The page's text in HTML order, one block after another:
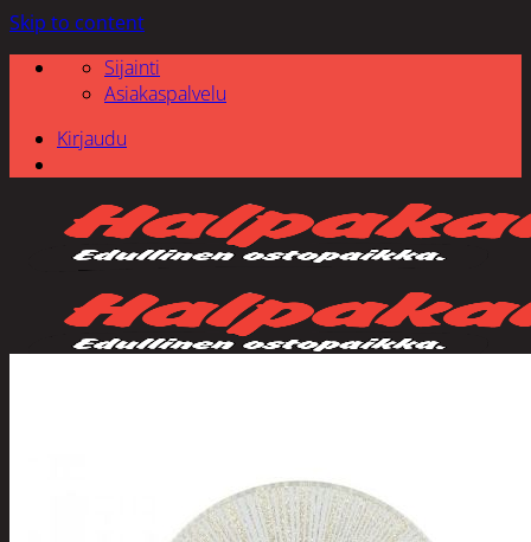
Skip to content
Sijainti
Asiakaspalvelu
Kirjaudu